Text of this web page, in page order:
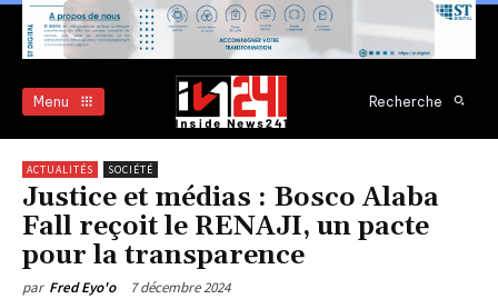
Menu Recherche
ACTUALITÉS SOCIÉTÉ
Justice et médias : Bosco Alaba
Fall reçoit le RENAJI, un pacte
pour la transparence
par Fred Eyo'o 7 décembre 2024